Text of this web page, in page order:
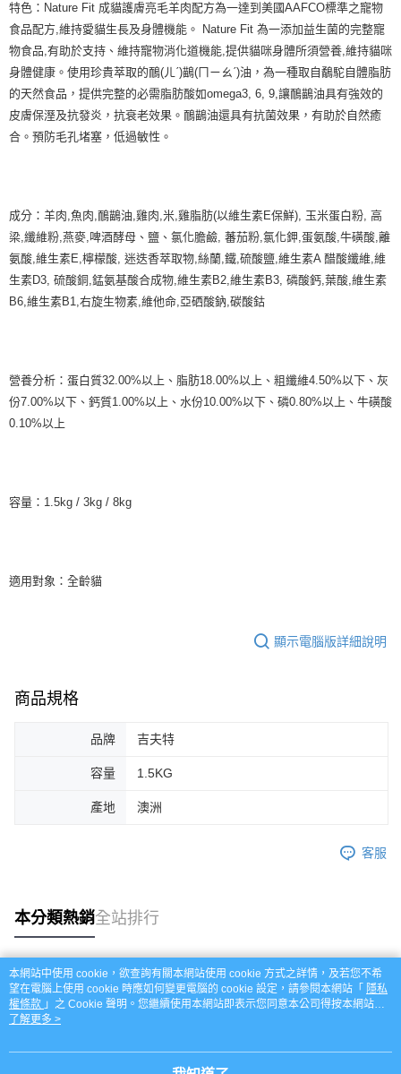
是否繳費成功／繳費後需取消欲退款等相關疑問，請聯繫「AFTEE先享後付
客戶支援中心」https://netprotections.freshdesk.com/support/home
【注意事項】
１．透過由恩沛科技股份有限公司提供之「AFTEE先享後付」服務完成之交
易，需依本服務之必要範圍內提供個人資料，並將交易相關給付款項請求債
２．關於個人資料處理事宜，請瀏覽以下網址：
https://aftee.tw/terms/#terms3
時審查核予不同之上限額度；若仍有額度不足之情形，本公司將視審查結果
請求用戶進行身份認證。
５．嚴禁一人註冊多個帳號或使用他人資訊註冊。若發現惡意使用之情形，
恩沛科技股份有限公司將有權停止該用戶之使用額度並採取法律行動。
每筆NT$60，滿NT$999(含以上)免運費
7-11取貨付款_限重10KG
每筆NT$60，滿NT$999(含以上)免運費
付款後7-11取貨_限重10KG
每筆NT$60，滿NT$999(含以上)免運費
中壢限定｜毛速配 14:00前下單當日到！🐶
每筆NT$120，滿NT$999(含以上)免運費
特色：Nature Fit 成貓護膚亮毛羊肉配方為一達到美國AAFCO標準之寵物
食品配方,維持愛貓生長及身體機能。 Nature Fit 為一添加益生菌的完整寵
物食品,有助於支持、維持寵物消化道機能,提供貓咪身體所須營養,維持貓咪
身體健康。使用珍貴萃取的鴯(ㄦˊ)鶓(ㄇㄧㄠˊ)油，為一種取自鷸駝自體脂肪
的天然食品，提供完整的必需脂肪酸如omega3, 6, 9,讓鴯鶓油具有強效的
皮膚保溼及抗發炎，抗衰老效果。鴯鶓油還具有抗菌效果，有助於自然癒
合。預防毛孔堵塞，低過敏性。
成分：羊肉,魚肉,鴯鶓油,雞肉,米,雞脂肪(以維生素E保鮮), 玉米蛋白粉, 高
梁,纖維粉,燕麥,啤酒酵母、鹽、氯化膽鹼, 蕃茄粉,氯化鉀,蛋氨酸,牛磺酸,離
氨酸,維生素E,檸檬酸, 迷迭香萃取物,絲蘭,鐵,硫酸鹽,維生素A 醋酸纖維,維
生素D3, 硫酸銅,錳氨基酸合成物,維生素B2,維生素B3, 磷酸鈣,葉酸,維生素
B6,維生素B1,右旋生物素,維他命,亞硒酸鈉,碳酸鈷
營養分析：蛋白質32.00%以上、脂肪18.00%以上、粗纖維4.50%以下、灰
份7.00%以下、鈣質1.00%以上、水份10.00%以下、磷0.80%以上、牛磺酸
0.10%以上
容量：1.5kg / 3kg / 8kg
適用對象：全齡貓
顯示電腦版詳細說明
商品規格
品牌 吉夫特
容量 1.5KG
產地 澳洲
客服
本分類熱銷全站排行
熱門標籤
本網站中使用 cookie，欲查詢有關本網站使用 cookie 方式之詳情，及若您不希
望在電腦上使用 cookie 時應如何變更電腦的 cookie 設定，請參閱本網站「 隱私
權條款 」之 Cookie 聲明。您繼續使用本網站即表示您同意本公司得按本網站使
用條款之 Cookie 聲明使用 cookie。
了解更多 >